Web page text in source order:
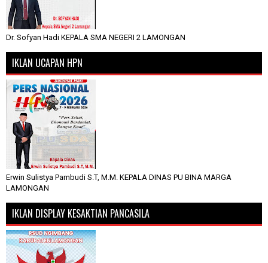
Dr. Sofyan Hadi KEPALA SMA NEGERI 2 LAMONGAN
IKLAN UCAPAN HPN
Erwin Sulistya Pambudi S.T, M.M. KEPALA DINAS PU BINA MARGA
LAMONGAN
IKLAN DISPLAY KESAKTIAN PANCASILA